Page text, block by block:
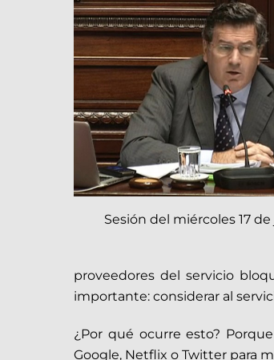
Sesión del miércoles 17
proveedores del servicio
importante: considerar al
¿Por qué ocurre esto?
Google, Netflix o Twitter para